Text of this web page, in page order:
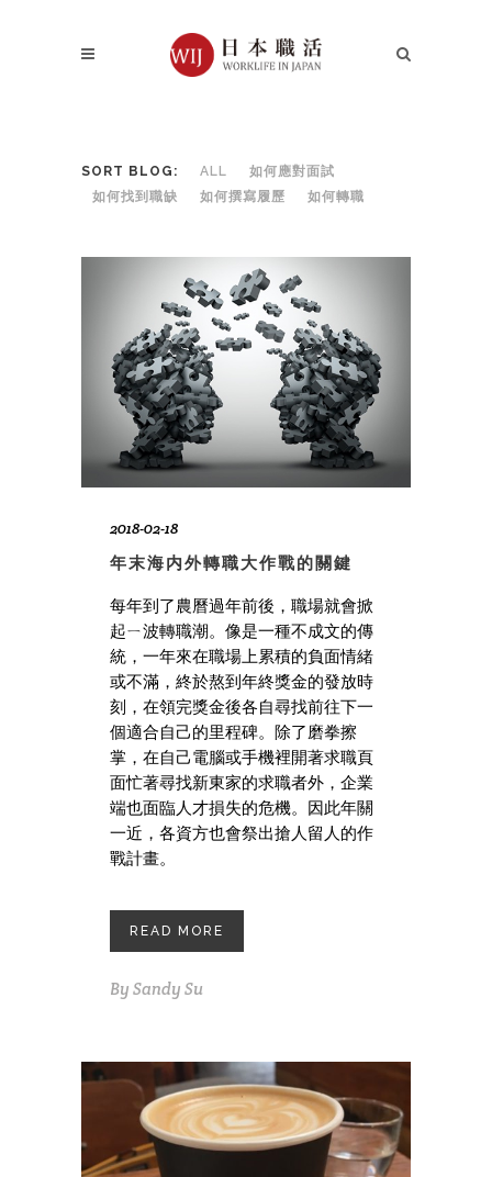
SORT BLOG: ALL
如何應對面試
如何找到職缺
如何撰寫履歷 如何轉職
2018-02-18
年末海内外轉職大作戰的關鍵
每年到了農曆過年前後 ， 職場就會掀
起ㄧ波轉職潮。像是一種不成文的傳
統，一年來在職場上累積的負面情緒
或不滿 ， 終於熬到年終獎金的發放時
刻 ， 在領完獎金後各自尋找前往下一
個適合自己的里程碑。 除了磨拳擦
掌，在自己電腦或手機裡開著求職頁
面忙著尋找新東家的求職者外 ， 企業
端也面臨人才損失的危機。因此年關
一近， 各資方也會祭出搶人留人的作
戰計畫。
READ MORE
By Sandy Su